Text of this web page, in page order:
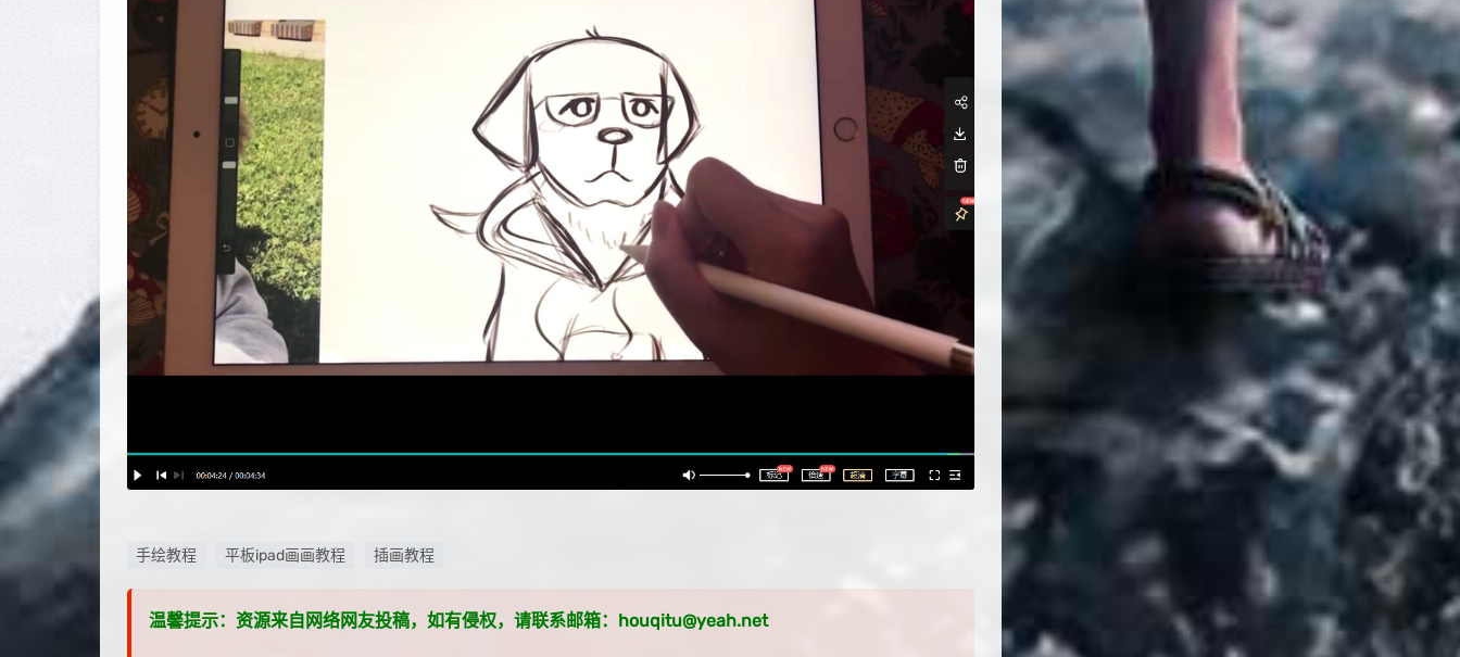
手绘教程 平板ipad画画教程 插画教程
温馨提示：资源来自网络网友投稿，如有侵权，请联系邮箱：houqitu@yeah.net